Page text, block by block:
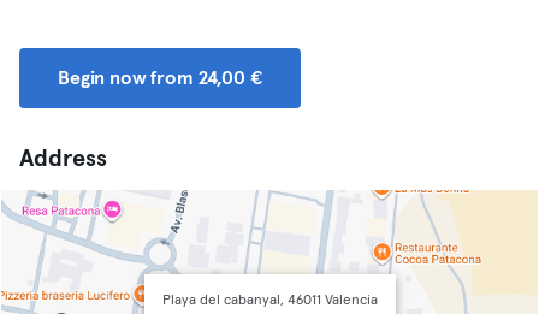
Begin now from 24,00 €
Address
Playa del cabanyal, 46011 Valencia